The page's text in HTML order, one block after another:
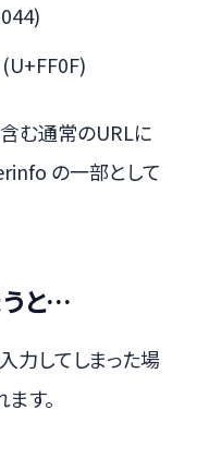
む通常のURLに
の一部として
と…
力してしまった場
す。